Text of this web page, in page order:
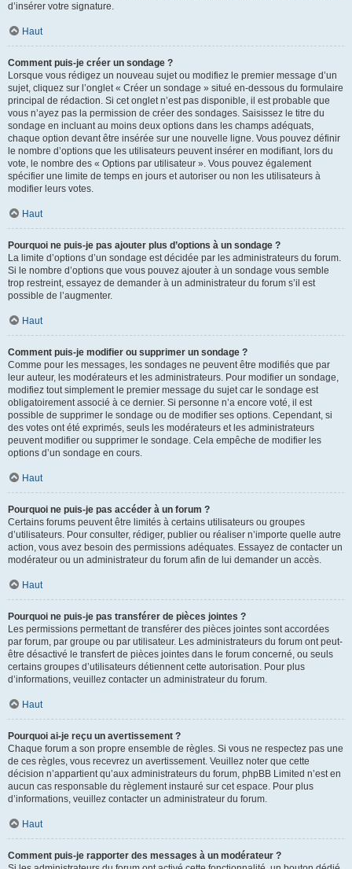
d’insérer votre signature.
Haut
Comment puis-je créer un sondage ?
Lorsque vous rédigez un nouveau sujet ou modifiez le premier message d’un
sujet, cliquez sur l’onglet « Créer un sondage » situé en-dessous du formulaire
principal de rédaction. Si cet onglet n’est pas disponible, il est probable que
vous n’ayez pas la permission de créer des sondages. Saisissez le titre du
sondage en incluant au moins deux options dans les champs adéquats,
chaque option devant être insérée sur une nouvelle ligne. Vous pouvez définir
le nombre d’options que les utilisateurs peuvent insérer en modifiant, lors du
vote, le nombre des « Options par utilisateur ». Vous pouvez également
spécifier une limite de temps en jours et autoriser ou non les utilisateurs à
modifier leurs votes.
Haut
Pourquoi ne puis-je pas ajouter plus d’options à un sondage ?
La limite d’options d’un sondage est décidée par les administrateurs du forum.
Si le nombre d’options que vous pouvez ajouter à un sondage vous semble
trop restreint, essayez de demander à un administrateur du forum s’il est
possible de l’augmenter.
Haut
Comment puis-je modifier ou supprimer un sondage ?
Comme pour les messages, les sondages ne peuvent être modifiés que par
leur auteur, les modérateurs et les administrateurs. Pour modifier un sondage,
modifiez tout simplement le premier message du sujet car le sondage est
obligatoirement associé à ce dernier. Si personne n’a encore voté, il est
possible de supprimer le sondage ou de modifier ses options. Cependant, si
des votes ont été exprimés, seuls les modérateurs et les administrateurs
peuvent modifier ou supprimer le sondage. Cela empêche de modifier les
options d’un sondage en cours.
Haut
Pourquoi ne puis-je pas accéder à un forum ?
Certains forums peuvent être limités à certains utilisateurs ou groupes
d’utilisateurs. Pour consulter, rédiger, publier ou réaliser n’importe quelle autre
action, vous avez besoin des permissions adéquates. Essayez de contacter un
modérateur ou un administrateur du forum afin de lui demander un accès.
Haut
Pourquoi ne puis-je pas transférer de pièces jointes ?
Les permissions permettant de transférer des pièces jointes sont accordées
par forum, par groupe ou par utilisateur. Les administrateurs du forum ont peut-
être désactivé le transfert de pièces jointes dans le forum concerné, ou seuls
certains groupes d’utilisateurs détiennent cette autorisation. Pour plus
d’informations, veuillez contacter un administrateur du forum.
Haut
Pourquoi ai-je reçu un avertissement ?
Chaque forum a son propre ensemble de règles. Si vous ne respectez pas une
de ces règles, vous recevrez un avertissement. Veuillez noter que cette
décision n’appartient qu’aux administrateurs du forum, phpBB Limited n’est en
aucun cas responsable du règlement instauré sur cet espace. Pour plus
d’informations, veuillez contacter un administrateur du forum.
Haut
Comment puis-je rapporter des messages à un modérateur ?